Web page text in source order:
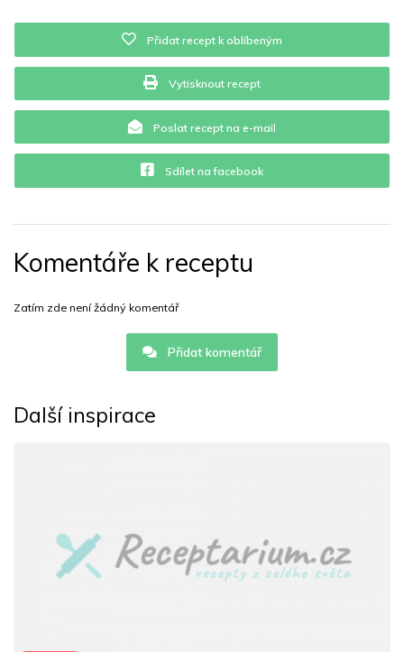
Přidat recept k oblíbeným
Vytisknout recept
Poslat recept na e-mail
Sdílet na facebook
Komentáře k receptu
Zatím zde není žádný komentář
Přidat komentář
Další inspirace